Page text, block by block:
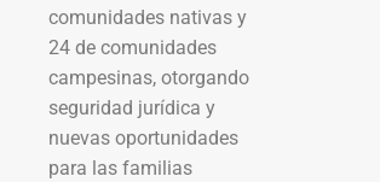
comunidades nativas y
24 de comunidades
campesinas, otorgando
seguridad jurídica y
nuevas oportunidades
para las familias